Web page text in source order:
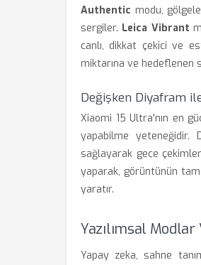
Authentic modu,
sergiler. Leica Vibrant
canlı, dikkat çekici ve
miktarına ve hedeflenen
Değişken Diyafram
Xiaomi 15 Ultra'nın en
yapabilme yeteneğidir.
sağlayarak gece
yaparak, görüntünün
yaratır.
Yazılımsal
Yapay zeka, sahne